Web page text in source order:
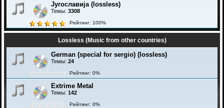
Југославија (lossless)
Темы: 3308
Рейтинг: 100%
Lossless (Music from other countries)
German (special for sergio) (lossless)
Темы: 24
Рейтинг: 0%
Extrime Metal
Темы: 142
Рейтинг: 0%